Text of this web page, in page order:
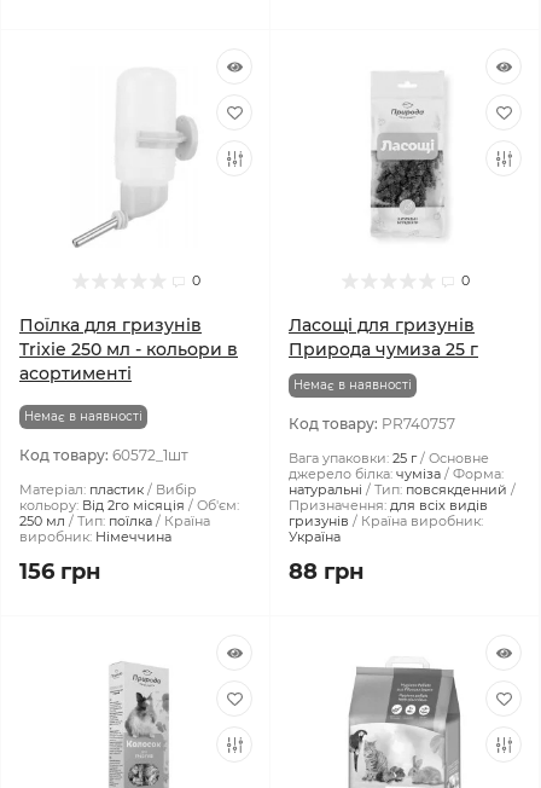
0
Поїлка для гризунів
Trixie 250 мл - кольори в
асортименті
Немає в наявності
Код товару: 60572_1шт
Матеріал: пластик
Вибір
кольору: Від 2го місяція
Об'єм:
250 мл
Тип: поїлка
Країна
виробник: Німеччина
156 грн
0
Ласощі для гризунів
Природа чумиза 25 г
Немає в наявності
Код товару: PR740757
Вага упаковки: 25 г
Основне
джерело білка: чуміза
Форма:
натуральні
Тип: повсякденний
Призначення: для всіх видів
гризунів
Країна виробник:
Україна
88 грн